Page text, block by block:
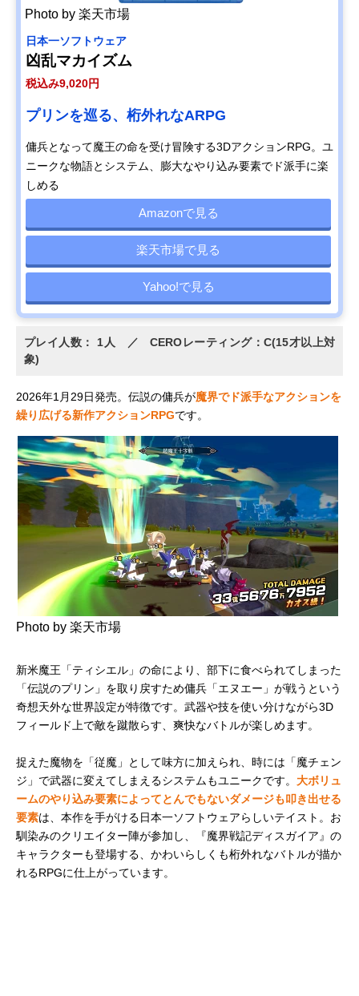
Photo by 楽天市場
日本一ソフトウェア
凶乱マカイズム
税込み9,020円
プリンを巡る、桁外れなARPG
傭兵となって魔王の命を受け冒険する3DアクションRPG。ユ
ニークな物語とシステム、膨大なやり込み要素でド派手に楽
しめる
Amazonで見る
楽天市場で見る
Yahoo!で見る
プレイ人数： 1人 ／ CEROレーティング：C(15才以上対
象)
2026年1月29日発売。伝説の傭兵が魔界でド派手なアクションを
繰り広げる新作アクションRPGです。
Photo by 楽天市場
新米魔王「ティシエル」の命により、部下に食べられてしまった
「伝説のプリン」を取り戻すため傭兵「エヌエー」が戦うという
奇想天外な世界設定が特徴です。武器や技を使い分けながら3D
フィールド上で敵を蹴散らす、爽快なバトルが楽しめます。
捉えた魔物を「従魔」として味方に加えられ、時には「魔チェン
ジ」で武器に変えてしまえるシステムもユニークです。 大ボリュ
ームのやり込み要素によってとんでもないダメージも叩き出せる
要素は、本作を手がける日本一ソフトウェアらしいテイスト。お
馴染みのクリエイター陣が参加し、『魔界戦記ディスガイア』の
キャラクターも登場する、かわいらしくも桁外れなバトルが描か
れるRPGに仕上がっています。